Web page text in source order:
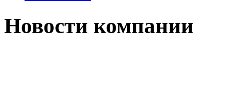
Новости компании